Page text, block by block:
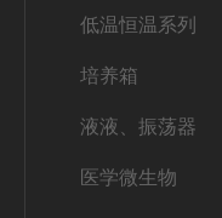
低温恒温系列
培养箱
液液、振荡器
医学微生物